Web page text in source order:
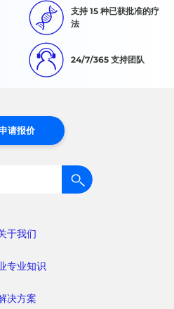
支持 15 种已获批准的疗
法
24/7/365 支持团队
于我们
专业知识
决方案
请报价